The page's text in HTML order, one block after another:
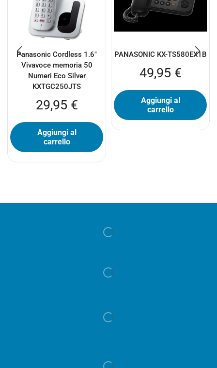
Panasonic Cordless 1.6″
Vivavoce memoria 50
Numeri Eco Silver
KXTGC250JTS
29,95 €
Aggiungi al
carrello
PANASONIC KX-TS580EX1B
49,95 €
Aggiungi al
carrello